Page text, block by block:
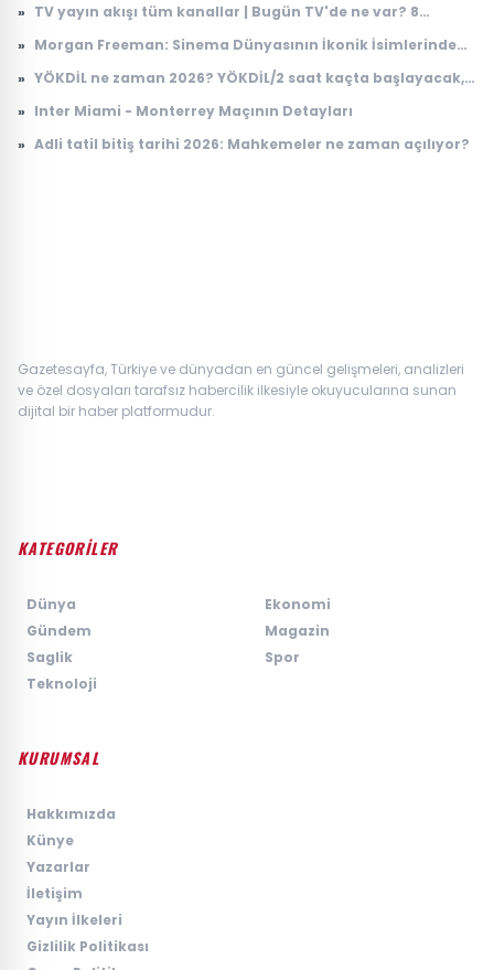
» TV yayın akışı tüm kanallar | Bugün TV'de ne var? 8
» Morgan Freeman: Sinema Dünyasının İkonik İsimlerinden
» YÖKDİL ne zaman 2026? YÖKDİL/2 saat kaçta başlayacak,
» Inter Miami - Monterrey Maçının Detayları
» Adli tatil bitiş tarihi 2026: Mahkemeler ne zaman açılıyor?
Gazetesayfa, Türkiye ve dünyadan en güncel gelişmeleri, analizleri
ve özel dosyaları tarafsız habercilik ilkesiyle okuyucularına sunan
dijital bir haber platformudur.
KATEGORİLER
Dünya
Ekonomi
Gündem
Magazin
Saglik
Spor
Teknoloji
KURUMSAL
Hakkımızda
Künye
Yazarlar
İletişim
Yayın İlkeleri
Gizlilik Politikası